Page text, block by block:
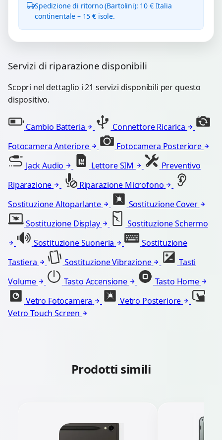
Spedizione di ritorno (Bartolini): 10 € Italia
continentale – 15 € isole.
Servizi di riparazione disponibili
Scopri nel dettaglio i 21 servizi disponibili per questo
dispositivo.
Cambio Batteria
Connettore Ricarica
Fotocamera Anteriore
Fotocamera Posteriore
Jack Audio
Lettore SIM
Preventivo
Riparazione
Riparazione Microfono
Sostituzione Altoparlante
Sostituzione Cover
Sostituzione Display
Sostituzione Schermo
Sostituzione Suoneria
Sostituzione
Tastiera
Sostituzione Vibrazione
Tasti
Volume
Tasto Accensione
Tasto Home
Vetro Fotocamera
Vetro Posteriore
Vetro Touch Screen
Prodotti simili